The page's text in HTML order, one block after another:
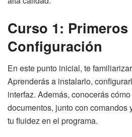
Curso 1:
Configuración
En este punto inicial, te
Aprenderás a instalarlo,
interfaz. Además, conocerás
documentos, junto con comandos
tu fluidez en el programa.